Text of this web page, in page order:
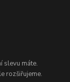
slevu máte.
rozšiřujeme.